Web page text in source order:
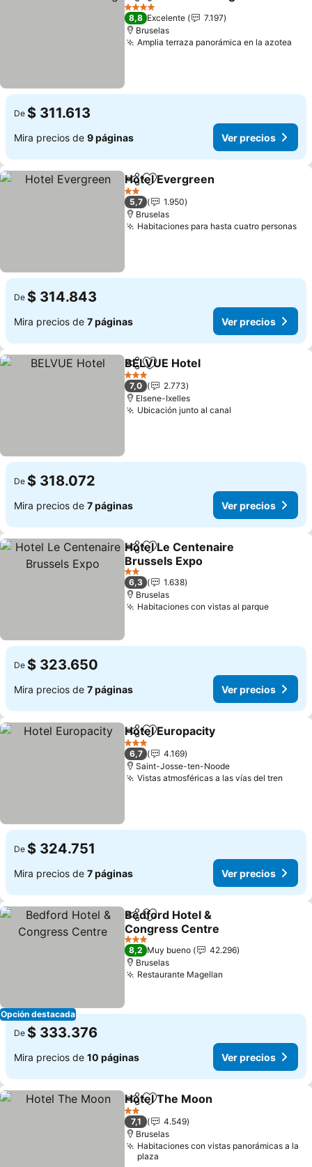
4 Estrellas
8,8 Excelente
7.197
Bruselas
Amplia terraza panorámica en la azotea
De $ 311.613
Mira precios de 9 páginas Ver precios
CompartirAgregar a favoritos
Hotel Evergreen
2 Estrellas
5,7
1.950
Bruselas
Habitaciones para hasta cuatro personas
De $ 314.843
Mira precios de 7 páginas Ver precios
CompartirAgregar a favoritos
BELVUE Hotel
3 Estrellas
7,0
2.773
Elsene-Ixelles
Ubicación junto al canal
De $ 318.072
Mira precios de 7 páginas Ver precios
CompartirAgregar a favoritos
Hotel Le Centenaire
Brussels Expo
2 Estrellas
6,3
1.638
Bruselas
Habitaciones con vistas al parque
De $ 323.650
Mira precios de 7 páginas Ver precios
CompartirAgregar a favoritos
Hotel Europacity
3 Estrellas
6,7
4.169
Saint-Josse-ten-Noode
Vistas atmosféricas a las vías del tren
De $ 324.751
Mira precios de 7 páginas Ver precios
Opción destacada
CompartirAgregar a favoritos
Bedford Hotel &
Congress Centre
3 Estrellas
8,2 Muy bueno
42.296
Bruselas
Restaurante Magellan
De $ 333.376
Mira precios de 10 páginas Ver precios
CompartirAgregar a favoritos
Hotel The Moon
2 Estrellas
7,1
4.549
Bruselas
Habitaciones con vistas panorámicas a la
plaza